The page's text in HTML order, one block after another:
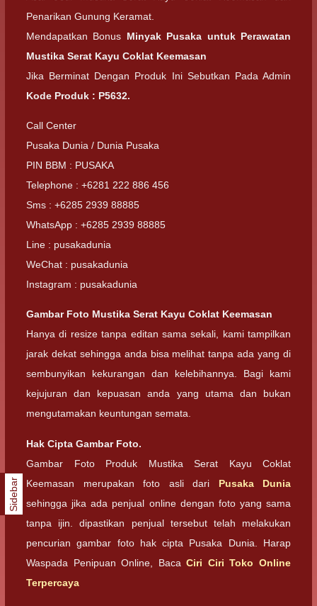
Penarikan Gunung Keramat.
Mendapatkan Bonus Minyak Pusaka untuk Perawatan
Mustika Serat Kayu Coklat Keemasan
Jika Berminat Dengan Produk Ini Sebutkan Pada Admin
Kode Produk : P5632.
Call Center
Pusaka Dunia / Dunia Pusaka
PIN BBM : PUSAKA
Telephone : +6281 222 886 456
Sms : +6285 2939 88885
WhatsApp : +6285 2939 88885
Line : pusakadunia
WeChat : pusakadunia
Instagram : pusakadunia
Gambar Foto Mustika Serat Kayu Coklat Keemasan
Hanya di resize tanpa editan sama sekali, kami tampilkan
jarak dekat sehingga anda bisa melihat tanpa ada yang di
sembunyikan kekurangan dan kelebihannya. Bagi kami
kejujuran dan kepuasan anda yang utama dan bukan
mengutamakan keuntungan semata.
Hak Cipta Gambar Foto.
Gambar Foto Produk Mustika Serat Kayu Coklat
Keemasan merupakan foto asli dari Pusaka Dunia
sehingga jika ada penjual online dengan foto yang sama
tanpa ijin. dipastikan penjual tersebut telah melakukan
pencurian gambar foto hak cipta Pusaka Dunia. Harap
Waspada Penipuan Online, BacaCiri Ciri Toko Online
Terpercaya
Sidebar